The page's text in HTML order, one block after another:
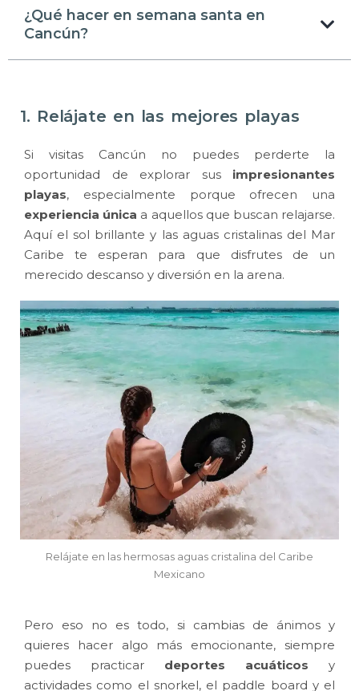
¿Qué hacer en semana santa en
Cancún?
1. Relájate en las mejores playas
Si visitas Cancún no puedes perderte la
oportunidad de explorar sus impresionantes
playas, especialmente porque ofrecen una
experiencia única a aquellos que buscan relajarse.
Aquí el sol brillante y las aguas cristalinas del Mar
Caribe te esperan para que disfrutes de un
merecido descanso y diversión en la arena.
Relájate en las hermosas aguas cristalina del Caribe
Mexicano
Pero eso no es todo, si cambias de ánimos y
quieres hacer algo más emocionante, siempre
puedes practicar deportes acuáticos y
actividades como el snorkel, el paddle board y el